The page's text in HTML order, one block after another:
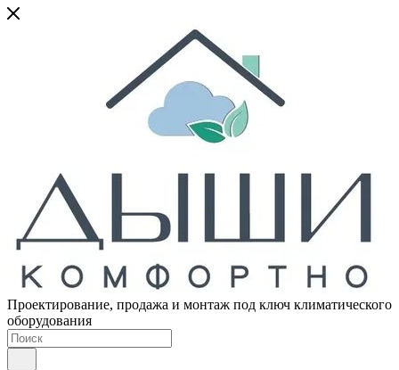
Проектирование, продажа и монтаж под ключ климатического
оборудования